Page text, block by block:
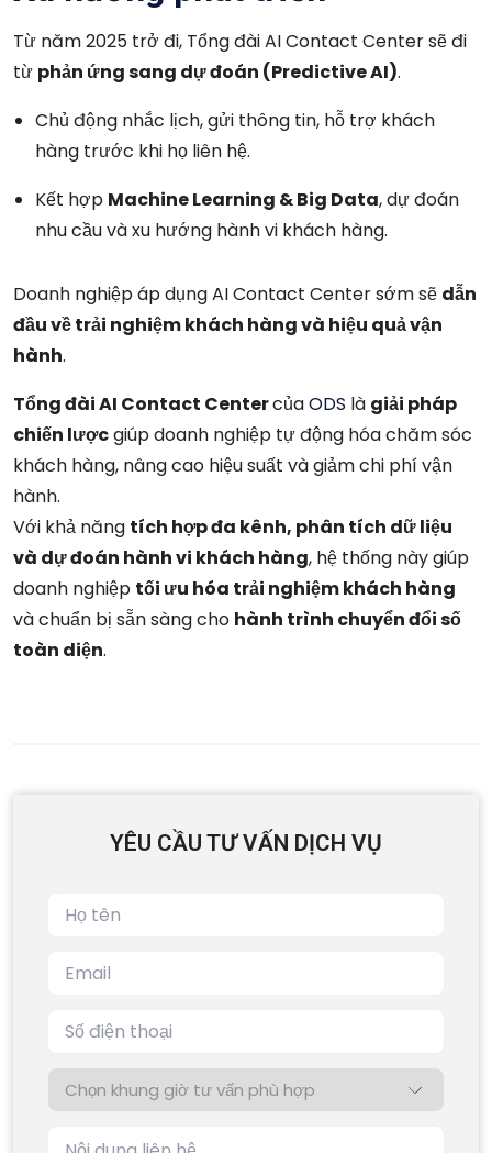
Từ năm 2025 trở đi, Tổng đài AI Contact Center sẽ đi
từ phản ứng sang dự đoán (Predictive AI).
Chủ động nhắc lịch, gửi thông tin, hỗ trợ khách
hàng trước khi họ liên hệ.
Kết hợp Machine Learning & Big Data, dự đoán
nhu cầu và xu hướng hành vi khách hàng.
Doanh nghiệp áp dụng AI Contact Center sớm sẽ dẫn
đầu về trải nghiệm khách hàng và hiệu quả vận
hành.
Tổng đài AI Contact CentercủaODS là giải pháp
chiến lượcgiúp doanh nghiệp tự động hóa chăm sóc
khách hàng, nâng cao hiệu suất và giảm chi phí vận
hành.
Với khả năng tích hợp đa kênh, phân tích dữ liệu
và dự đoán hành vi khách hàng, hệ thống này giúp
doanh nghiệp tối ưu hóa trải nghiệm khách hàng
và chuẩn bị sẵn sàng cho hành trình chuyển đổi số
toàn diện.
YÊU CẦU TƯ VẤN DỊCH VỤ